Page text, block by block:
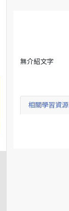
無介紹文字
相關學習資源